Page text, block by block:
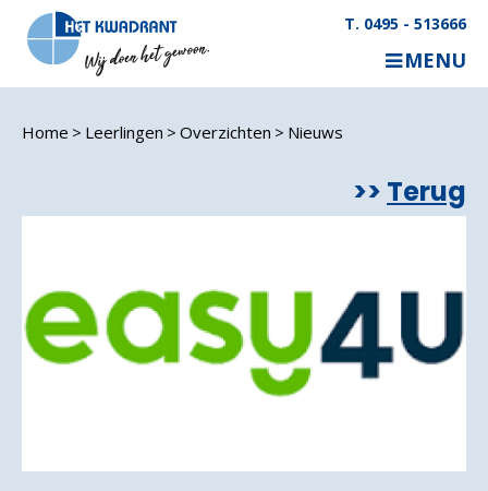
T. 0495 - 513666
MENU
Home Leerlingen Overzichten Nieuws
Terug